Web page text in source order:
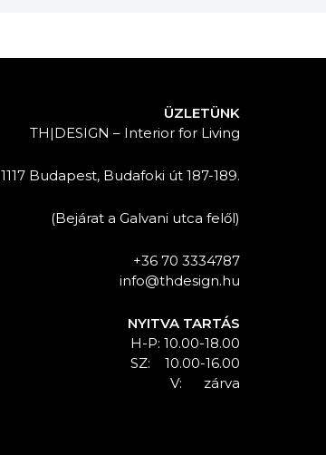
ÜZLETÜNK
TH|DESIGN – Interior for Living
1117 Budapest, Budafoki út 187-189.
(Bejárat a Galvani utca felől)
+36 70 3334787
info@thdesign.hu
NYITVA TARTÁS
H-P: 10.00-18.00
SZ: 10.00-16.00
V: zárva